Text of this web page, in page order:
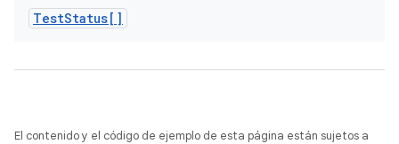
TestStatus[]
El contenido y el código de ejemplo de esta página están sujetos a